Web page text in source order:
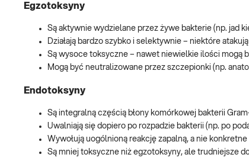
Egzotoksyny
Są aktywnie wydzielane przez żywe bakterie (np. jad
Działają bardzo szybko i selektywnie – niektóre
Są wysoce toksyczne – nawet niewielkie ilości mogą
Mogą być neutralizowane przez szczepionki (np.
Endotoksyny
Są integralną częścią błony komórkowej bakterii
Uwalniają się dopiero po rozpadzie bakterii (np. po
Wywołują uogólnioną reakcję zapalną, a nie
Są mniej toksyczne niż egzotoksyny, ale trudniejsze